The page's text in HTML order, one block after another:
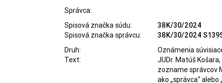
Správca:
Spisová značka súdu:
38K/30/2024
Spisová značka správcu:
38K/30/2024
Druh:
Oznámenia
Text:
JUDr. Matúš
zozname správcov
ako „správca“